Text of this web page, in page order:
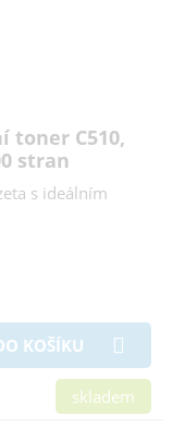
toner C510,
stran
s ideálním
KOŠÍKU
skladem